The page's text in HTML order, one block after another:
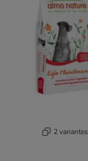
2 variantes